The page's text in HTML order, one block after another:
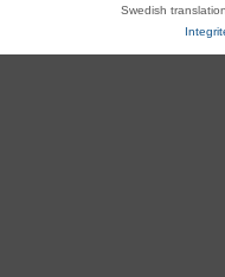
Swedish